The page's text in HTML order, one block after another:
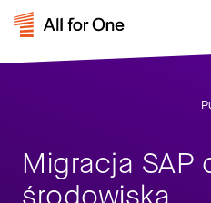
Migracja